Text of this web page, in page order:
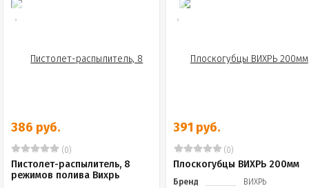
386 руб.
(0)
Пистолет-распылитель, 8
режимов полива Вихрь
391 руб.
(0)
Плоскогубцы ВИХРЬ 200мм
Бренд
ВИХРЬ